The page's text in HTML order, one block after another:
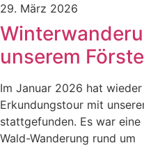
29. März 2026
unserem
Im Januar 2026 hat
Erkundungstour mit
stattgefunden. Es war
Wald-Wanderung rund um